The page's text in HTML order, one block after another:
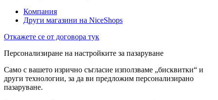
Компания
Други магазини на NiceShops
Откажете се от договора тук
Персонализиране на настройките за пазаруване
Само с вашето изрично съгласие използваме „бисквитки“ и
други технологии, за да ви предложим персонализирано
пазаруване.